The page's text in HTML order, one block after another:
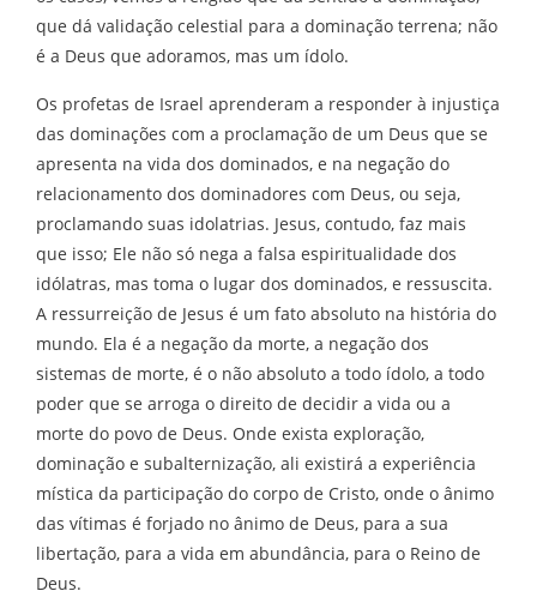
que dá validação celestial para a dominação terrena; não
é a Deus que adoramos, mas um ídolo.
Os profetas de Israel aprenderam a responder à injustiça
das dominações com a proclamação de um Deus que se
apresenta na vida dos dominados, e na negação do
relacionamento dos dominadores com Deus, ou seja,
proclamando suas idolatrias. Jesus, contudo, faz mais
que isso; Ele não só nega a falsa espiritualidade dos
idólatras, mas toma o lugar dos dominados, e ressuscita.
A ressurreição de Jesus é um fato absoluto na história do
mundo. Ela é a negação da morte, a negação dos
sistemas de morte, é o não absoluto a todo ídolo, a todo
poder que se arroga o direito de decidir a vida ou a
morte do povo de Deus. Onde exista exploração,
dominação e subalternização, ali existirá a experiência
mística da participação do corpo de Cristo, onde o ânimo
das vítimas é forjado no ânimo de Deus, para a sua
libertação, para a vida em abundância, para o Reino de
Deus.